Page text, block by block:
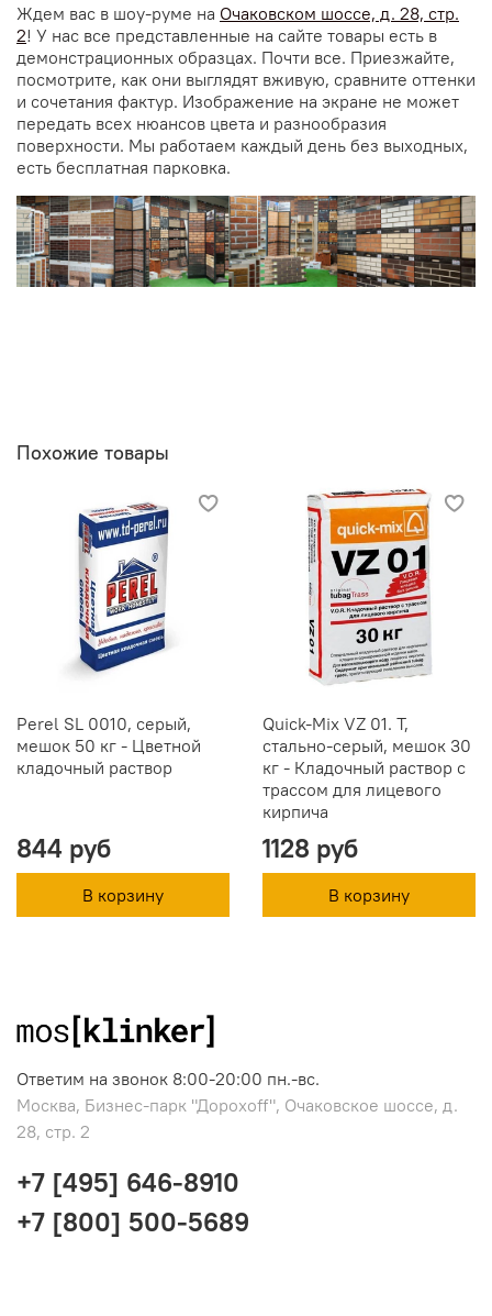
Ждем вас в шоу-руме на Очаковском шоссе, д. 28, стр.
2! У нас все представленные на сайте товары есть в
демонстрационных образцах. Почти все. Приезжайте,
посмотрите, как они выглядят вживую, сравните оттенки
и сочетания фактур. Изображение на экране не может
передать всех нюансов цвета и разнообразия
поверхности. Мы работаем каждый день без выходных,
есть бесплатная парковка.
Похожие товары
Perel SL 0010, серый,
мешок 50 кг - Цветной
кладочный раствор
844 руб
В корзину
Quick-Mix VZ 01. T,
стально-серый, мешок 30
кг - Кладочный раствор с
трассом для лицевого
кирпича
1128 руб
В корзину
Ответим на звонок 8:00-20:00 пн.-вс.
Москва, Бизнес-парк "Дорохоff", Очаковское шоссе, д.
28, стр. 2
+7 [495] 646-8910
+7 [800] 500-5689